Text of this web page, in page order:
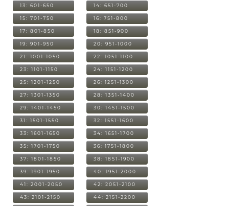
13: 601-650 14: 651-700
15: 701-750 16: 751-800
17: 801-850 18: 851-900
19: 901-950 20: 951-1000
21: 1001-1050 22: 1051-1100
23: 1101-1150 24: 1151-1200
25: 1201-1250 26: 1251-1300
27: 1301-1350 28: 1351-1400
29: 1401-1450 30: 1451-1500
31: 1501-1550 32: 1551-1600
33: 1601-1650 34: 1651-1700
35: 1701-1750 36: 1751-1800
37: 1801-1850 38: 1851-1900
39: 1901-1950 40: 1951-2000
41: 2001-2050 42: 2051-2100
43: 2101-2150 44: 2151-2200